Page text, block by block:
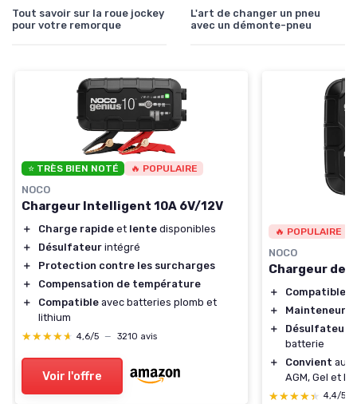
Tout savoir sur la roue jockey
pour votre remorque
L'art de changer un pneu
avec un démonte-pneu
⭐ TRÈS BIEN NOTÉ 🔥 POPULAIRE
NOCO
Chargeur Intelligent 10A 6V/12V
＋ Charge rapide et lente disponibles
＋
Désulfateur intégré
＋
Protection contre les surcharges
＋
Compensation de température
＋
Compatible avec batteries plomb et
lithium
★★★★★
★★★★★ 4,6/5 — 3210 avis
Voir l'offre
🔥 POPULAIRE
NOCO
Chargeur de
＋ Compatible
＋
Mainteneur
＋
Désulfateur
batterie
＋
Convient aux
AGM, Gel et
★★★★★
★★★★★ 4,4/5